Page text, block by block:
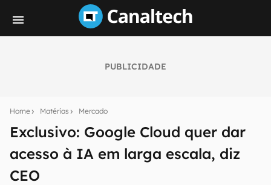
PUBLICIDADE
Home Matérias Mercado
Exclusivo: Google Cloud quer dar
acesso à IA em larga escala, diz
CEO
notícias e reviews sobre tecnologia em primeira
mão.
E-mail